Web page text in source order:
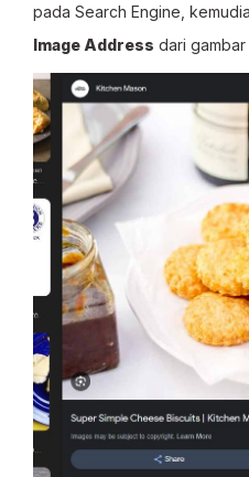
pada Search Engine,
Image Address dari